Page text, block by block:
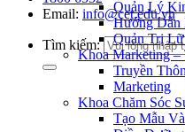
Email: info@cet.edu.vn
Tìm kiếm:
Quản Lý
Hướng Dẫn
Quản Trị
Khoa Marketing –
Truyền
Marketing
Khoa Chăm Sóc
Tạo Mẫu